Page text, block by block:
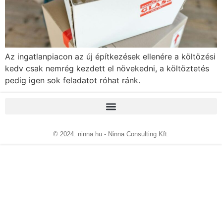
Az ingatlanpiacon az új építkezések ellenére a költözési
kedv csak nemrég kezdett el növekedni, a költöztetés
pedig igen sok feladatot róhat ránk.
© 2024. ninna.hu - Ninna Consulting Kft.